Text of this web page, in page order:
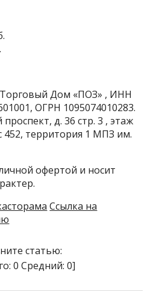
Дом «ПОЗ» , ИНН
ОГРН 1095074010283.
д. 36 стр. 3 , этаж
территория 1 МПЗ им.
офертой и носит
Ссылка на
статью:
0 Средний: 0]